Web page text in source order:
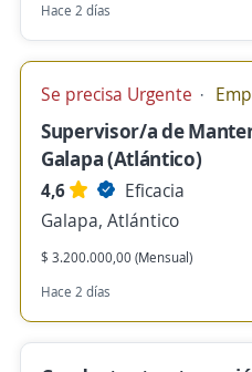
Hace 2 días
Se precisa Urgente
Supervisor/a de
Galapa (Atlántico)
4,6
Eficacia
Galapa, Atlántico
$ 3.200.000,00 (Mensual)
Hace 2 días